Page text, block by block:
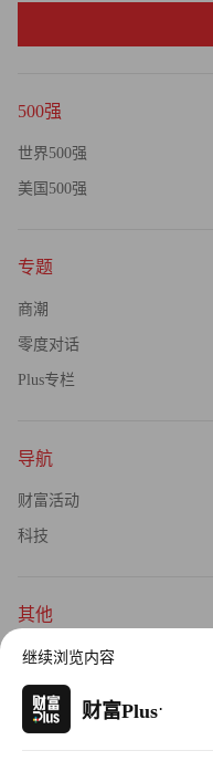
500强
世界500强
美国500强
专题
商潮
零度对话
Plus专栏
导航
财富活动
科技
其他
杂志订阅
隐私政策
继续浏览内容
财富Plus·